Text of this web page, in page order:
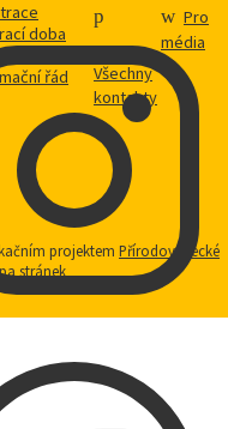
doba
řád
Všechny
kontakty
Pro
média
projektem Přírodovědecké
stránek